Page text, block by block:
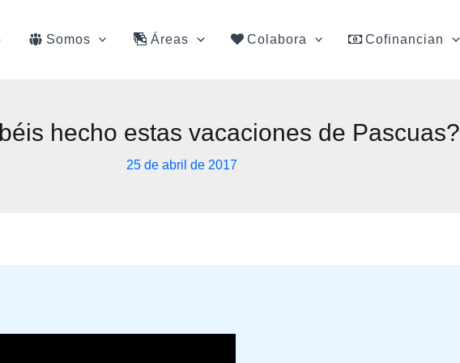
Somos Áreas Colabora Cofinancian
hecho estas vacaciones de Pascuas?
25 de abril de 2017